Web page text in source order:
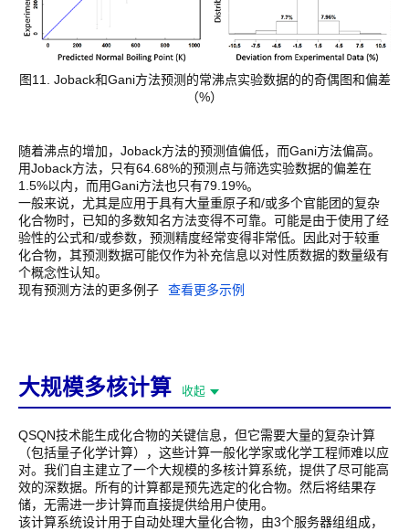
图11. Joback和Gani方法预测的常沸点实验数据的的奇偶图和偏差
（%）
随着沸点的增加，Joback方法的预测值偏低，而Gani方法偏高。
用Joback方法，只有64.68%的预测点与筛选实验数据的偏差在
1.5%以内，而用Gani方法也只有79.19%。
一般来说，尤其是应用于具有大量重原子和/或多个官能团的复杂
化合物时，已知的多数知名方法变得不可靠。可能是由于使用了经
验性的公式和/或参数，预测精度经常变得非常低。因此对于较重
化合物，其预测数据可能仅作为补充信息以对性质数据的数量级有
个概念性认知。
现有预测方法的更多例子
查看更多示例
大规模多核计算 收起
QSQN技术能生成化合物的关键信息，但它需要大量的复杂计算
（包括量子化学计算），这些计算一般化学家或化学工程师难以应
对。我们自主建立了一个大规模的多核计算系统，提供了尽可能高
效的深数据。所有的计算都是预先选定的化合物。然后将结果存
储，无需进一步计算而直接提供给用户使用。
该计算系统设计用于自动处理大量化合物，由3个服务器组组成，